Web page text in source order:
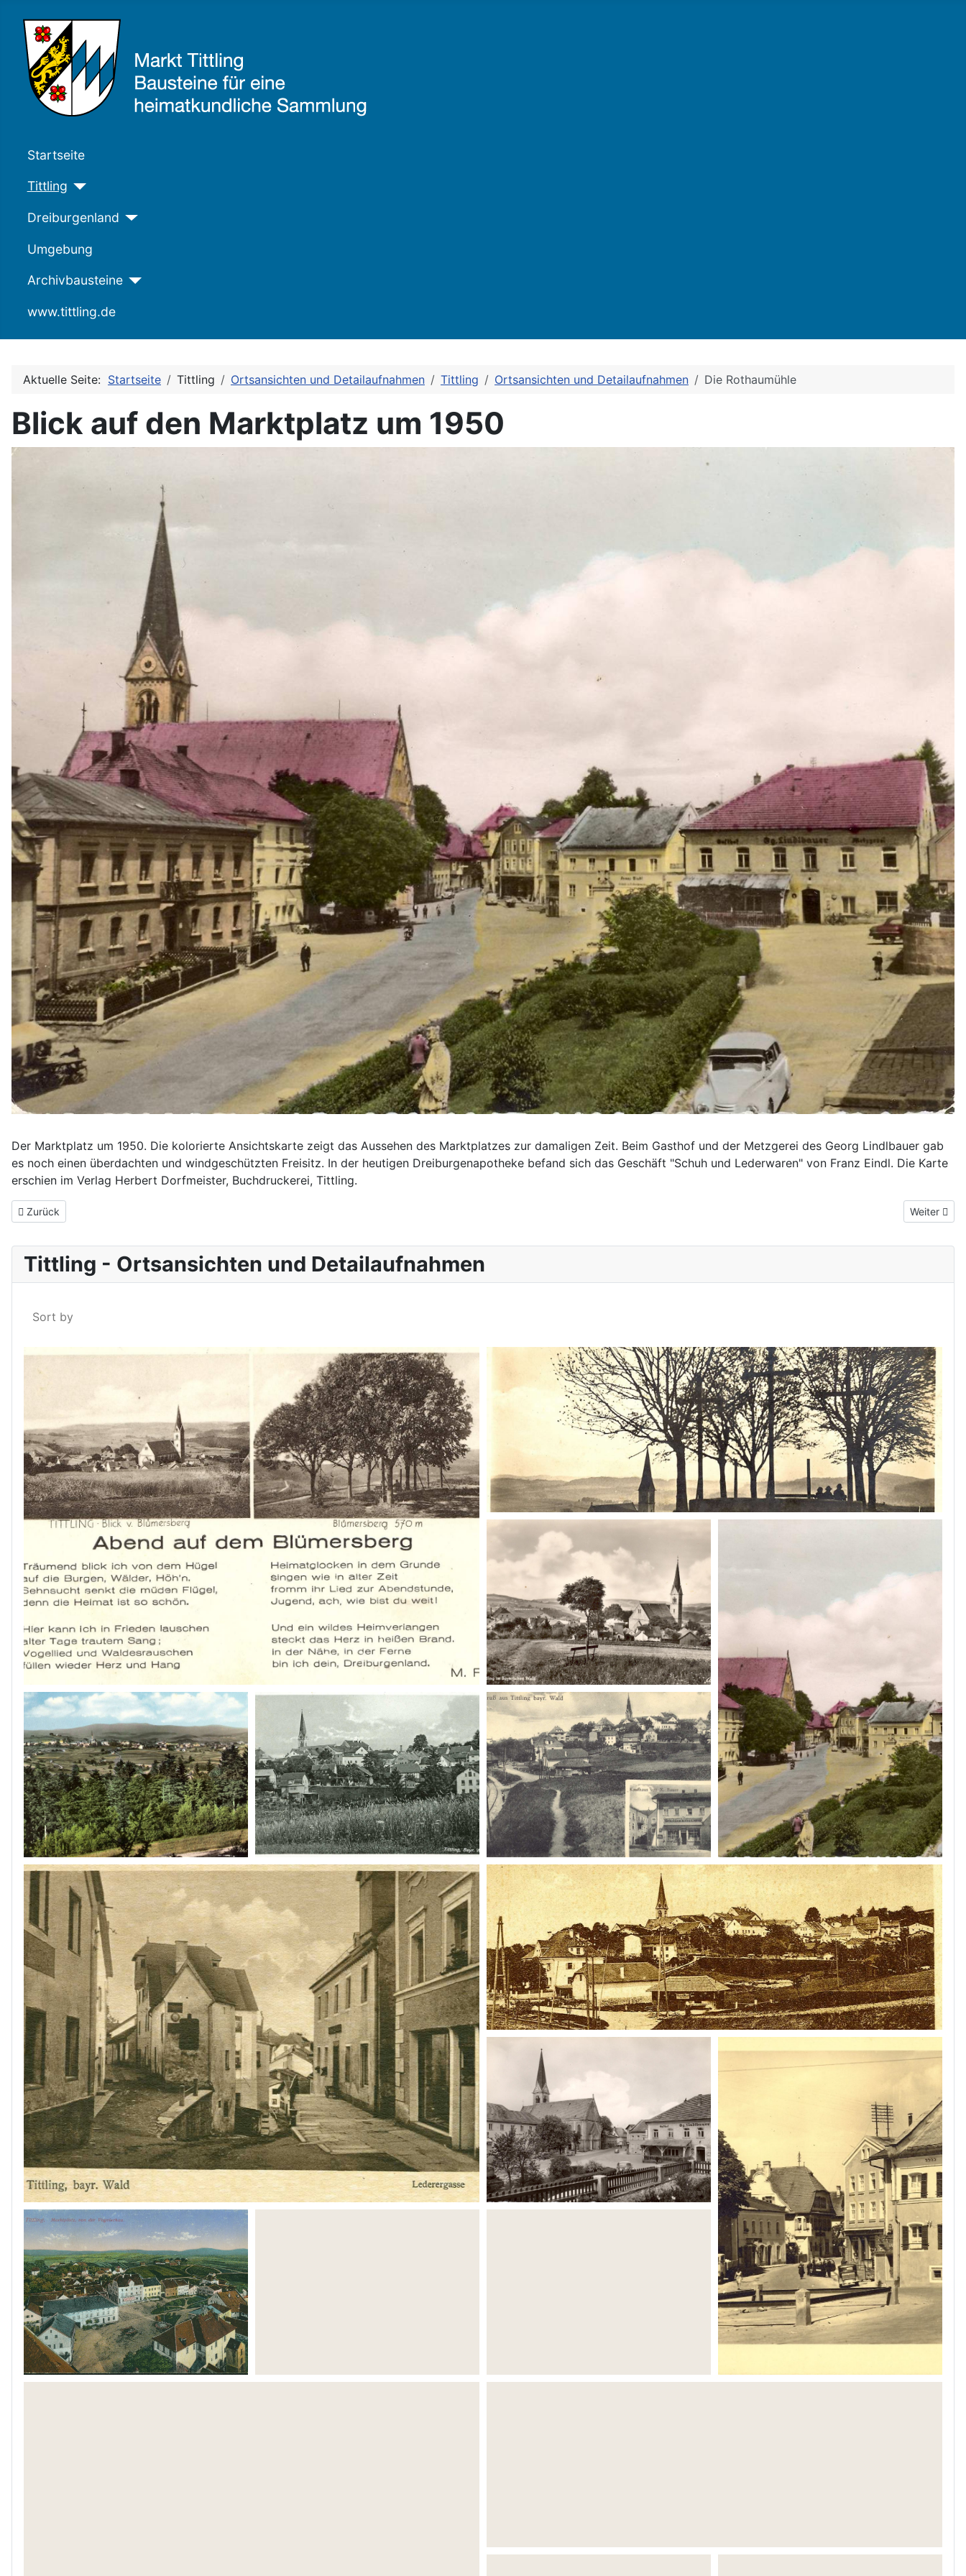
Startseite
Tittling
Dreiburgenland
Umgebung
Archivbausteine
www.tittling.de
Aktuelle Seite: Startseite Tittling Ortsansichten und Detailaufnahmen Tittling Ortsansichten und Detailaufnahmen Die Rothaumühle
Blick auf den Marktplatz um 1950
Der Marktplatz um 1950. Die kolorierte Ansichtskarte zeigt das Aussehen des Marktplatzes zur damaligen Zeit. Beim Gasthof und der Metzgerei des Georg Lindlbauer gab
es noch einen überdachten und windgeschützten Freisitz. In der heutigen Dreiburgenapotheke befand sich das Geschäft "Schuh und Lederwaren" von Franz Eindl. Die Karte
erschien im Verlag Herbert Dorfmeister, Buchdruckerei, Tittling.
Vorheriger Beitrag: Die früheren Schulhäuser in der Herrenstraße
Zurück Nächster
Weiter
Tittling - Ortsansichten und Detailaufnahmen
Sort by